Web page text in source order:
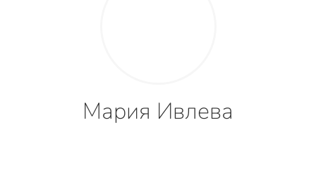
Мария Ивлева